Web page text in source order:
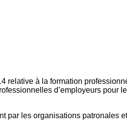
à la formation
d’employeurs pour
par les organisations patronales